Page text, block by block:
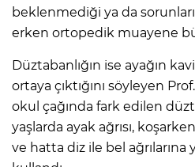
beklenmediği ya da
erken ortopedik muayene
Düztabanlığın ise ayağın
ortaya çıktığını söyleyen
okul çağında fark edilen
yaşlarda ayak ağrısı,
ve hatta diz ile bel ağrılarına